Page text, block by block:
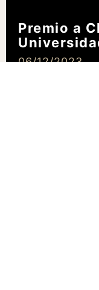
Premio a
06/12/2023